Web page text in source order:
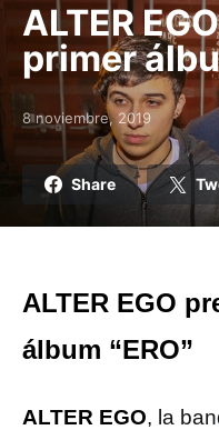
ALTER
primer
Posted on
8 noviembre, 2019
Share
ALTER EGO
álbum “ERO”
ALTER EGO, la